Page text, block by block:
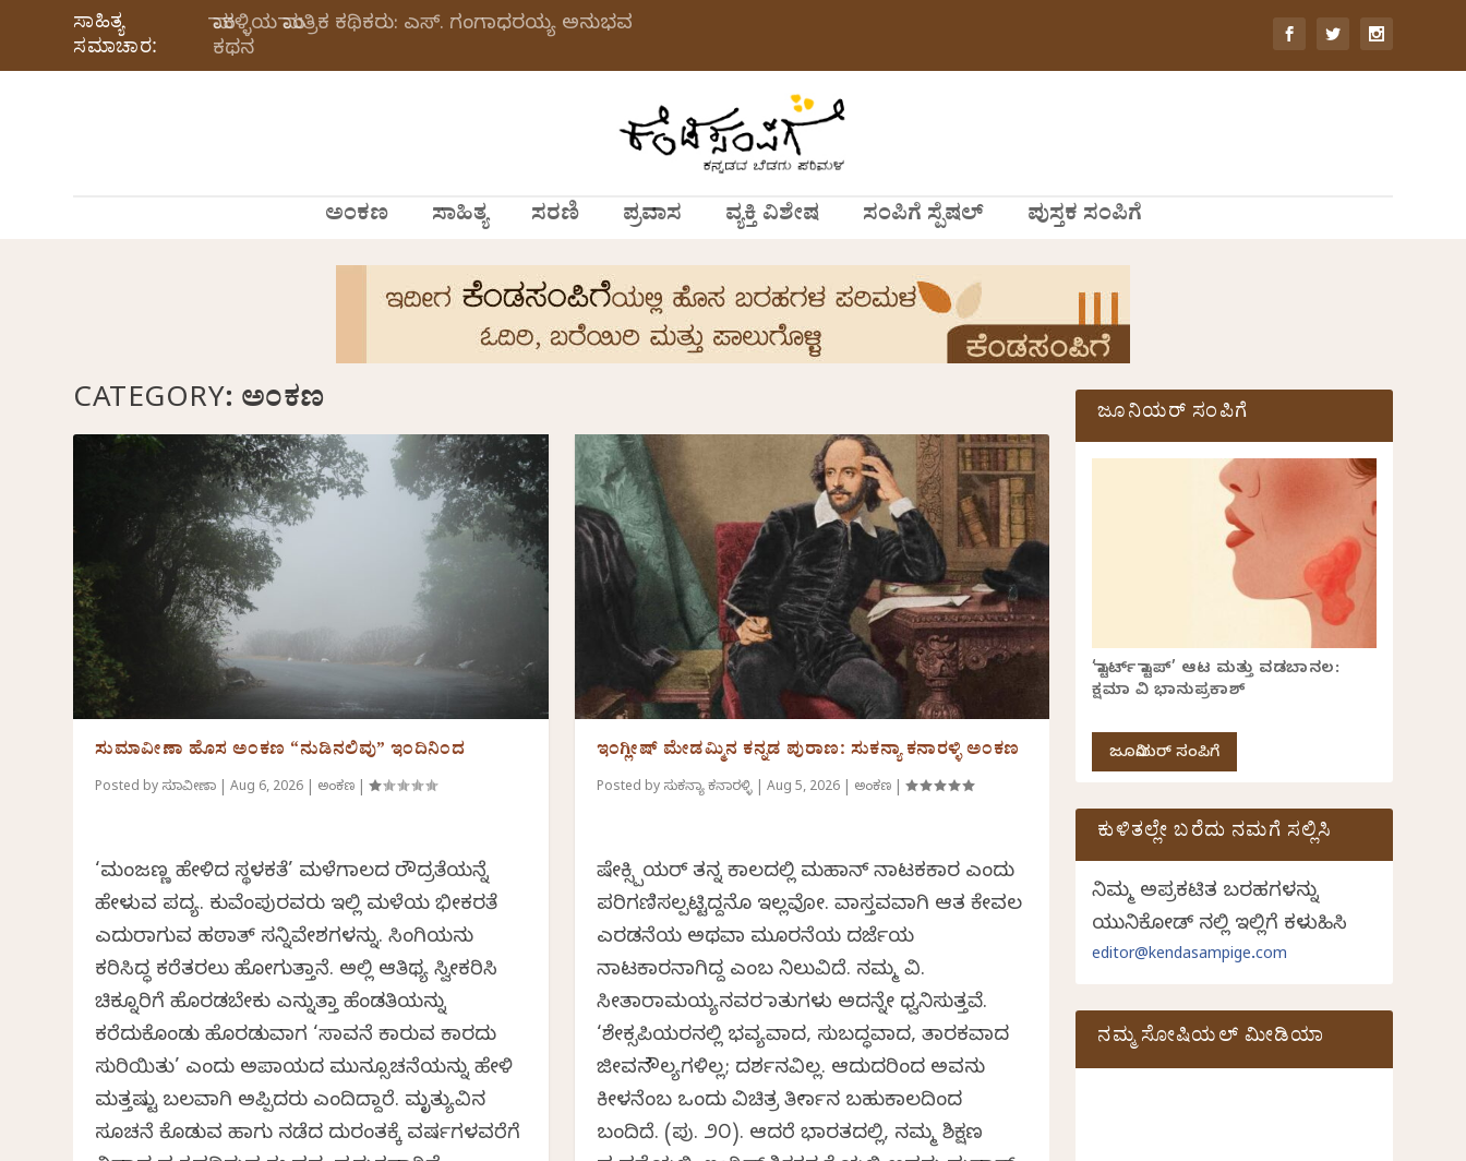
ಸಾಹಿತ್ಯ
ಸಮಾಚಾರ:
ಮಾಕಳ್ಳಿಯ ಮಾಂತ್ರಿಕ ಕಥಿಕರು: ಎಸ್. ಗಂಗಾಧರಯ್ಯ ಅನುಭವ
ಕಥನ
ಅಂಕಣ ಸಾಹಿತ್ಯ ಸರಣಿ ಪ್ರವಾಸ ವ್ಯಕ್ತಿ ವಿಶೇಷ ಸಂಪಿಗೆ ಸ್ಪೆಷಲ್ ಪುಸ್ತಕ ಸಂಪಿಗೆ
CATEGORY: ಅಂಕಣ
ಸುಮಾವೀಣಾ ಹೊಸ ಅಂಕಣ “ನುಡಿನಲಿವು” ಇಂದಿನಿಂದ
Posted by ಸುಮಾವೀಣಾ |Aug 6, 2026 ಅಂಕಣ |
‘ಮಂಜಣ್ಣ ಹೇಳಿದ ಸ್ಥಳಕತೆ’ ಮಳೆಗಾಲದ ರೌದ್ರತೆಯನ್ನೆ
ಹೇಳುವ ಪದ್ಯ. ಕುವೆಂಪುರವರು ಇಲ್ಲಿ ಮಳೆಯ ಭೀಕರತೆ
ಎದುರಾಗುವ ಹಠಾತ್ ಸನ್ನಿವೇಶಗಳನ್ನು. ಸಿಂಗಿಯನು
ಕರಿಸಿದ್ಧ ಕರೆತರಲು ಹೋಗುತ್ತಾನೆ. ಅಲ್ಲಿ ಆತಿಥ್ಯ ಸ್ವೀಕರಿಸಿ
ಚಿಕ್ನೂರಿಗೆ ಹೊರಡಬೇಕು ಎನ್ನುತ್ತಾ ಹೆಂಡತಿಯನ್ನು
ಕರೆದುಕೊಂಡು ಹೊರಡುವಾಗ ‘ಸಾವನೆ ಕಾರುವ ಕಾರದು
ಸುರಿಯಿತು’ ಎಂದು ಅಪಾಯದ ಮುನ್ಸೂಚನೆಯನ್ನು ಹೇಳಿ
ಮತ್ತಷ್ಟು ಬಲವಾಗಿ ಅಪ್ಪಿದರು ಎಂದಿದ್ದಾರೆ. ಮೃತ್ಯುವಿನ
ಸೂಚನೆ ಕೊಡುವ ಹಾಗು ನಡೆದ ದುರಂತಕ್ಕೆ ವರ್ಷಗಳವರೆಗೆ
ಇಂಗ್ಲೀಷ್ ಮೇಡಮ್ಮಿನ ಕನ್ನಡ ಪುರಾಣ: ಸುಕನ್ಯಾ ಕನಾರಳ್ಳಿ ಅಂಕಣ
Posted by ಸುಕನ್ಯಾ ಕನಾರಳ್ಳಿ| Aug 5, 2026| ಅಂಕಣ|
ಷೇಕ್ಸ್ಪಿಯರ್ ತನ್ನ ಕಾಲದಲ್ಲಿ ಮಹಾನ್ ನಾಟಕಕಾರ ಎಂದು
ಪರಿಗಣಿಸಲ್ಪಟ್ಟಿದ್ದನೊ ಇಲ್ಲವೋ. ವಾಸ್ತವವಾಗಿ ಆತ ಕೇವಲ
ಎರಡನೆಯ ಅಥವಾ ಮೂರನೆಯ ದರ್ಜೆಯ
ನಾಟಕಾರನಾಗಿದ್ದ ಎಂಬ ನಿಲುವಿದೆ. ನಮ್ಮ ವಿ.
ಸೀತಾರಾಮಯ್ಯನವರ ಮಾತುಗಳು ಅದನ್ನೇ ಧ್ವನಿಸುತ್ತವೆ.
‘ಶೇಕ್ಸಪಿಯರನಲ್ಲಿ ಭವ್ಯವಾದ, ಸುಬದ್ಧವಾದ, ತಾರಕವಾದ
ಜೀವನಮೌಲ್ಯಗಳಿಲ್ಲ; ದರ್ಶನವಿಲ್ಲ. ಆದುದರಿಂದ ಅವನು
ಕೀಳನೆಂಬ ಒಂದು ವಿಚಿತ್ರ ತೀರ್ಮಾನ ಬಹುಕಾಲದಿಂದ
ಬಂದಿದೆ. (ಪು. ೨೦). ಆದರೆ ಭಾರತದಲ್ಲಿ, ನಮ್ಮ ಶಿಕ್ಷಣ
ಜೂನಿಯರ್ ಸಂಪಿಗೆ
‘ಸ್ಟಾರ್ಟ್ ಸ್ಟಾಪ್’ ಆಟ ಮತ್ತು ವಡಬಾನಲ:
ಕ್ಷಮಾ ವಿ ಭಾನುಪ್ರಕಾಶ್
ಜೂನಿಯರ್ ಸಂಪಿಗೆ
ಕುಳಿತಲ್ಲೇ ಬರೆದು ನಮಗೆ ಸಲ್ಲಿಸಿ
ನಿಮ್ಮ ಅಪ್ರಕಟಿತ ಬರಹಗಳನ್ನು
ಯುನಿಕೋಡ್ ನಲ್ಲಿ ಇಲ್ಲಿಗೆ ಕಳುಹಿಸಿ
editor@kendasampige.com
ನಮ್ಮ ಸೋಷಿಯಲ್‌ ಮೀಡಿಯಾ